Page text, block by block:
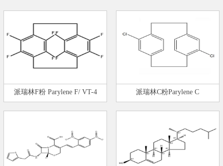
派瑞林F粉 Parylene F/ VT-4 派瑞林C粉Parylene C